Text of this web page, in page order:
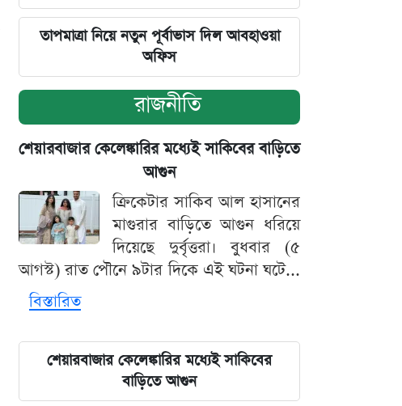
তাপমাত্রা নিয়ে নতুন পূর্বাভাস দিল আবহাওয়া
অফিস
রাজনীতি
শেয়ারবাজার কেলেঙ্কারির মধ্যেই সাকিবের বাড়িতে
আগুন
ক্রিকেটার সাকিব আল হাসানের
মাগুরার বাড়িতে আগুন ধরিয়ে
দিয়েছে দুর্বৃত্তরা। বুধবার (৫
আগস্ট) রাত পৌনে ৯টার দিকে এই ঘটনা ঘটে...
বিস্তারিত
শেয়ারবাজার কেলেঙ্কারির মধ্যেই সাকিবের
বাড়িতে আগুন